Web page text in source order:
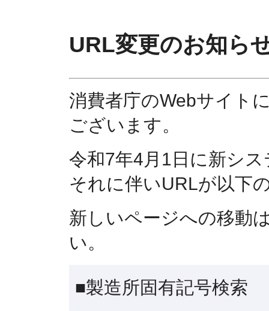
URL変更のお知ら
消費者庁のWebサイト
ございます。
令和7年4月1日に新シ
それに伴いURLが以下
新しいページへの移動
い。
■製造所固有記号検索